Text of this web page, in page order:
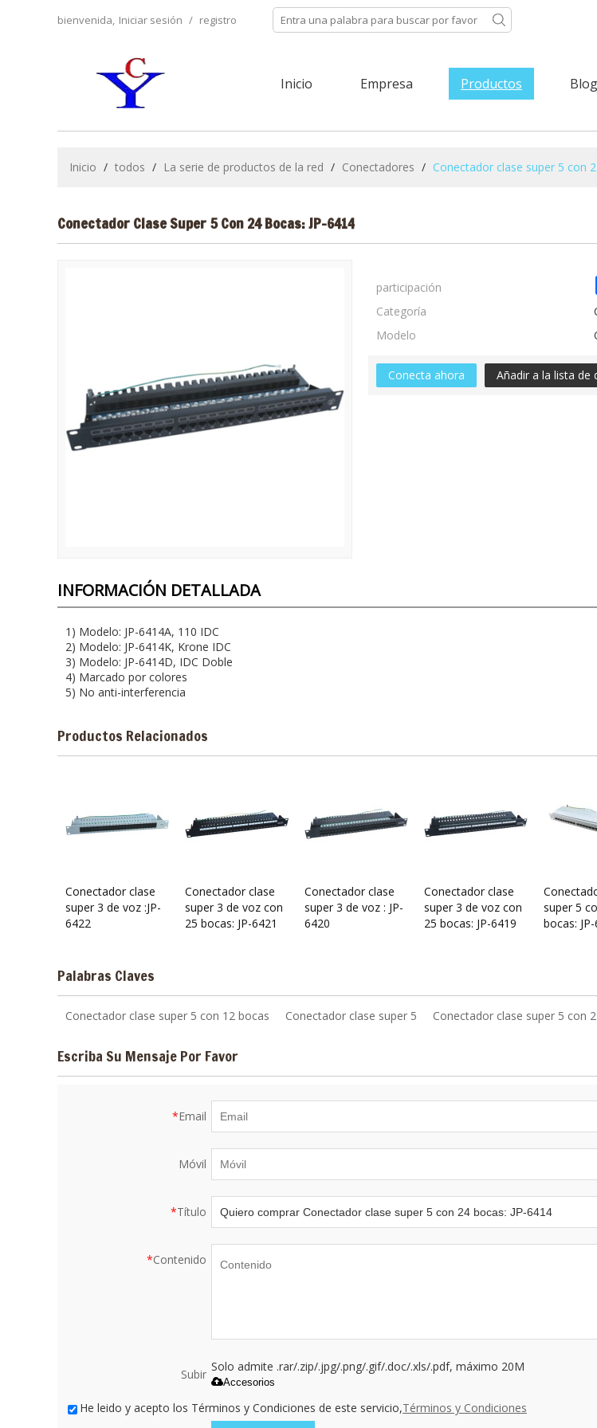
bienvenida, Iniciar sesión / registro
Inicio Empresa Productos Blog
Inicio / todos / La serie de productos de la red / Conectadores / Conectador clase super 5 con
Conectador Clase Super 5 Con 24 Bocas: JP-6414
participación
Categoría
Modelo
Conecta ahora Añadir a la lista de
INFORMACIÓN DETALLADA
1) Modelo: JP-6414A, 110 IDC
2) Modelo: JP-6414K, Krone IDC
3) Modelo: JP-6414D, IDC Doble
4) Marcado por colores
5) No anti-interferencia
Productos Relacionados
Conectador clase
super 3 de voz :JP-
6422
Conectador clase
super 3 de voz con
25 bocas: JP-6421
Conectador clase
super 3 de voz : JP-
6420
Conectador clase
super 3 de voz con
25 bocas: JP-6419
super 5
bocas:
Palabras Claves
Conectador clase super 5 con 12 bocas Conectador clase super 5 Conectador clase super 5 con
Escriba Su Mensaje Por Favor
*Email
Móvil
*Título
*Contenido
Subir
Solo admite .rar/.zip/.jpg/.png/.gif/.doc/.xls/.pdf, máximo 20M
Accesorios
He leido y acepto los Términos y Condiciones de este servicio,Términos y Condiciones